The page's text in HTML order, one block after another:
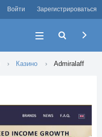
Войти Зарегистрироваться
Казино Admiralaff